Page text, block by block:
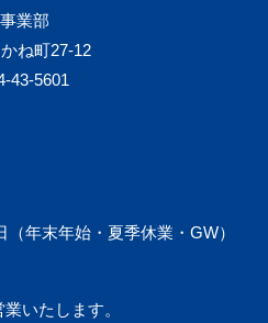
業部
ね町27-12
43-5601
年末年始・夏季休業・GW）
いたします。